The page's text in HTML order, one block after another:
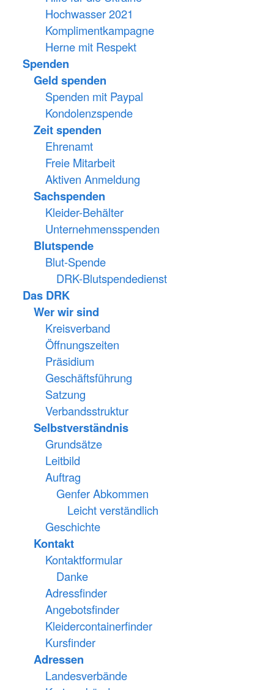
Hochwasser 2021
Komplimentkampagne
Herne mit Respekt
Spenden
Geld spenden
Spenden mit Paypal
Kondolenzspende
Zeit spenden
Ehrenamt
Freie Mitarbeit
Aktiven Anmeldung
Sachspenden
Kleider-Behälter
Unternehmensspenden
Blutspende
Blut-Spende
DRK-Blutspendedienst
Das DRK
Wer wir sind
Kreisverband
Öffnungszeiten
Präsidium
Geschäftsführung
Satzung
Verbandsstruktur
Selbstverständnis
Grundsätze
Leitbild
Auftrag
Genfer Abkommen
Leicht verständlich
Geschichte
Kontakt
Kontaktformular
Danke
Adressfinder
Angebotsfinder
Kleidercontainerfinder
Kursfinder
Adressen
Landesverbände